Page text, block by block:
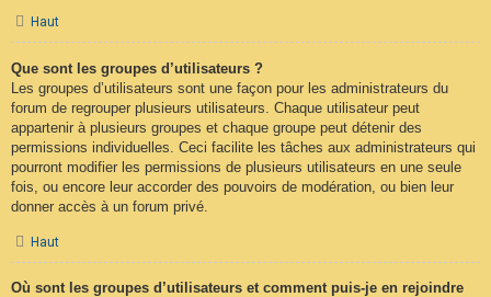
Haut
Que sont les groupes d’utilisateurs ?
Les groupes d’utilisateurs sont une façon pour les administrateurs du
forum de regrouper plusieurs utilisateurs. Chaque utilisateur peut
appartenir à plusieurs groupes et chaque groupe peut détenir des
permissions individuelles. Ceci facilite les tâches aux administrateurs qui
pourront modifier les permissions de plusieurs utilisateurs en une seule
fois, ou encore leur accorder des pouvoirs de modération, ou bien leur
donner accès à un forum privé.
Haut
Où sont les groupes d’utilisateurs et comment puis-je en rejoindre